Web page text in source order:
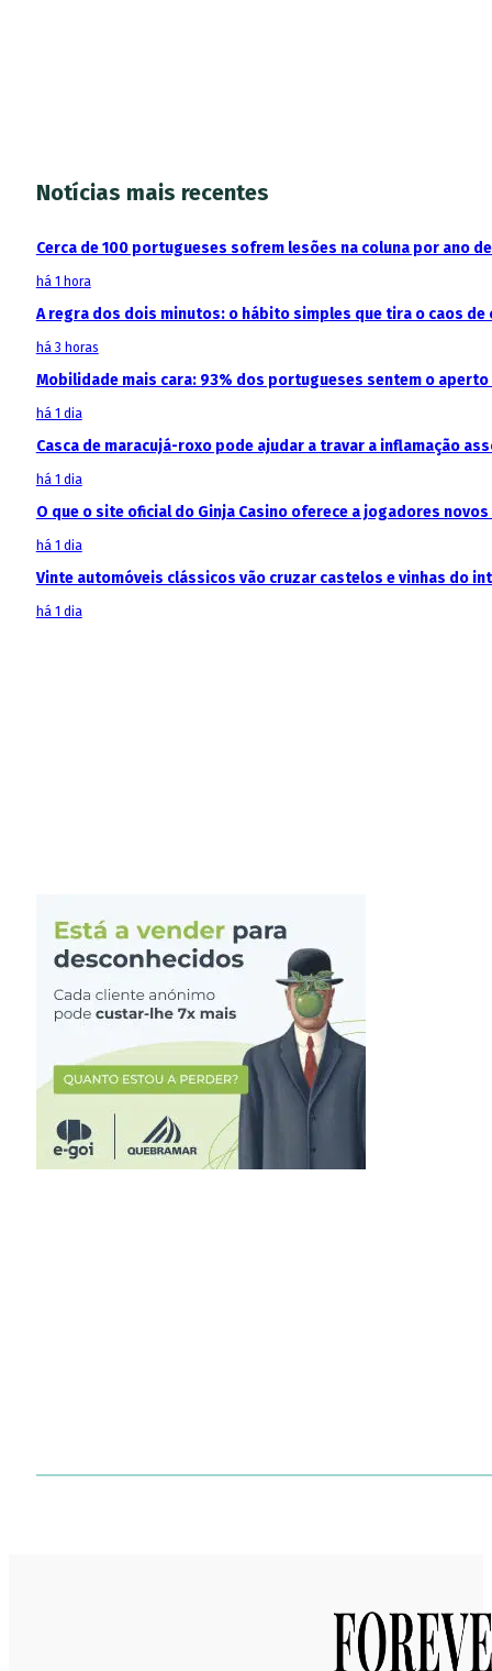
Notícias mais recentes
Cerca de 100 portugueses sofrem lesões na coluna por ano
há 1 hora
A regra dos dois minutos: o hábito simples que tira o caos de
há 3 horas
Mobilidade mais cara: 93% dos portugueses sentem o
há 1 dia
Casca de maracujá-roxo pode ajudar a travar a inflamação
há 1 dia
O que o site oficial do Ginja Casino oferece a jogadores
há 1 dia
Vinte automóveis clássicos vão cruzar castelos e vinhas do
há 1 dia